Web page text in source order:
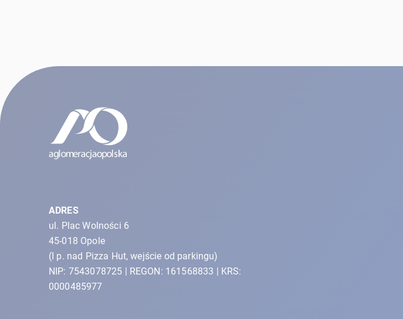
ADRES
ul. Plac Wolności 6
45-018 Opole
(I p. nad Pizza Hut, wejście od parkingu)
NIP: 7543078725 | REGON: 161568833 | KRS:
0000485977